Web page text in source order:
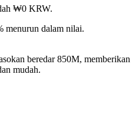
₩0 KRW.
menurun dalam nilai.
beredar 850M, memberikan
mudah.